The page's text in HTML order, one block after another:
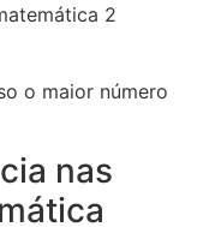
2
o maior número
nas